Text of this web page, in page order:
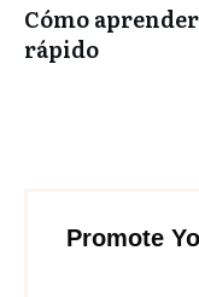
Cómo
rápido
Promote